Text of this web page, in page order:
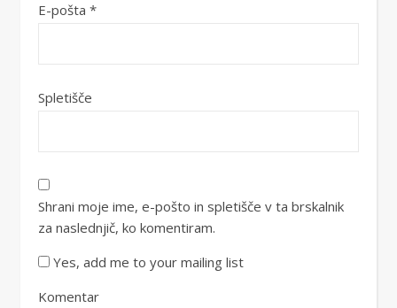
E-pošta *
Spletišče
Shrani moje ime, e-pošto in spletišče v ta brskalnik
za naslednjič, ko komentiram.
Yes, add me to your mailing list
Komentar